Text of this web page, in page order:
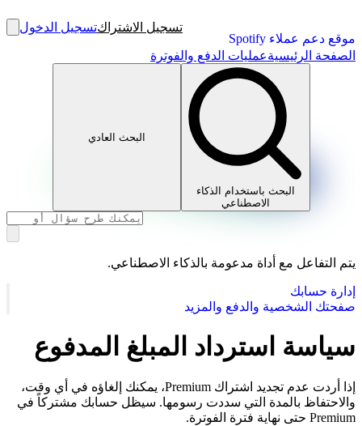
موقع دعم عملاء Spotify
تسجيل الاشتراكتسجيل الدخول
الصفحة الرئيسيةعمليات الدفع والفوترة
البحث باستخدام الذكاء
الاصطناعي
البحث العادي
يتم التفاعل مع أداة مدعومة بالذكاء الاصطناعي.
إدارة حسابك
صفحتك الشخصية والدفع والمزيد
سياسة استرداد المبلغ المدفوع
إذا أردت عدم تجديد اشتراك Premium، يمكنك إلغاؤه في أي وقت،
والاحتفاظ بالمدة التي سددت رسومها. سيظل حسابك مشتركاً في
Premium حتى نهاية فترة الفوترة.